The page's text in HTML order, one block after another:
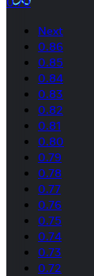
Next
0.86
0.85
0.84
0.83
0.82
0.81
0.80
0.79
0.78
0.77
0.76
0.75
0.74
0.73
0.72